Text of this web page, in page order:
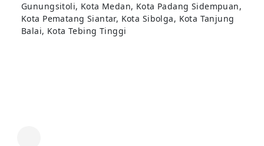
Gunungsitoli, Kota Medan, Kota Padang Sidempuan,
Kota Pematang Siantar, Kota Sibolga, Kota Tanjung
Balai, Kota Tebing Tinggi